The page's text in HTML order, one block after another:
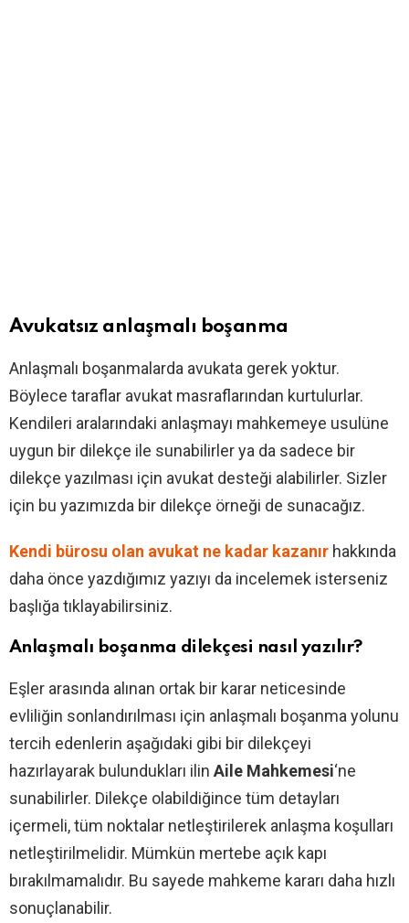
Avukatsız anlaşmalı boşanma
Anlaşmalı boşanmalarda avukata gerek yoktur.
Böylece taraflar avukat masraflarından kurtulurlar.
Kendileri aralarındaki anlaşmayı mahkemeye usulüne
uygun bir dilekçe ile sunabilirler ya da sadece bir
dilekçe yazılması için avukat desteği alabilirler. Sizler
için bu yazımızda bir dilekçe örneği de sunacağız.
Kendi bürosu olan avukat ne kadar kazanır hakkında
daha önce yazdığımız yazıyı da incelemek isterseniz
başlığa tıklayabilirsiniz.
Anlaşmalı boşanma dilekçesi nasıl yazılır?
Eşler arasında alınan ortak bir karar neticesinde
evliliğin sonlandırılması için anlaşmalı boşanma yolunu
tercih edenlerin aşağıdaki gibi bir dilekçeyi
hazırlayarak bulundukları ilin Aile Mahkemesi‘ne
sunabilirler. Dilekçe olabildiğince tüm detayları
içermeli, tüm noktalar netleştirilerek anlaşma koşulları
netleştirilmelidir. Mümkün mertebe açık kapı
bırakılmamalıdır. Bu sayede mahkeme kararı daha hızlı
sonuçlanabilir.